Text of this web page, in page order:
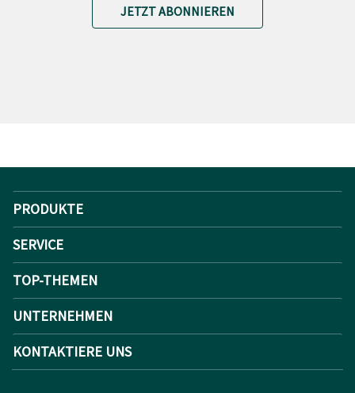
JETZT ABONNIEREN
PRODUKTE
SERVICE
TOP-THEMEN
UNTERNEHMEN
KONTAKTIERE UNS